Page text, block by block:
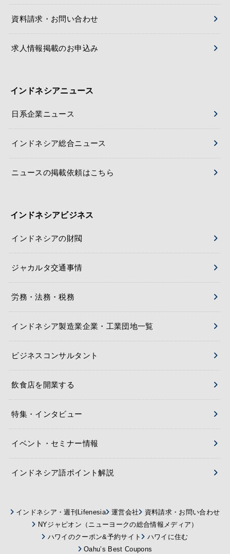
資料請求・お問い合わせ
求人情報掲載のお申込み
インドネシアニュース
日系企業ニュース
インドネシア総合ニュース
ニュースの掲載依頼はこちら
インドネシアビジネス
インドネシアの財閥
ジャカルタ交通事情
労務・法務・税務
インドネシア製造業企業・工業団地一覧
ビジネスコンサルタント
飲食店を開業する
特集・インタビュー
イベント・セミナー情報
インドネシア語ポイント解説
インドネシア・週刊Lifenesia 運営会社
資料請求・お問い合わせ
NYジャピオン（ニューヨークの総合情報メディア）
ハワイのクーポン&予約サイト
ハワイに住む
Oahu’s Best Coupons